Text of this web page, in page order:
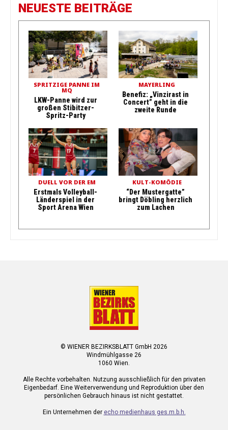
NEUESTE BEITRÄGE
SPRITZIGE PANNE IM
MQ
LKW-Panne wird zur
großen Stibitzer-
Spritz-Party
MAYERLING
Benefiz: „Vinzirast in
Concert” geht in die
zweite Runde
DUELL VOR DER EM
Erstmals Volleyball-
Länderspiel in der
Sport Arena Wien
KULT-KOMÖDIE
“Der Mustergatte”
bringt Döbling herzlich
zum Lachen
© WIENER BEZIRKSBLATT GmbH 2026
Windmühlgasse 26
1060 Wien.
Alle Rechte vorbehalten. Nutzung ausschließlich für den privaten
Eigenbedarf. Eine Weiterverwendung und Reproduktion über den
persönlichen Gebrauch hinaus ist nicht gestattet.
Ein Unternehmen der echo medienhaus ges.m.b.h.